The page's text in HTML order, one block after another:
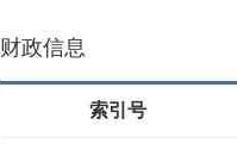
财政信息
索引号